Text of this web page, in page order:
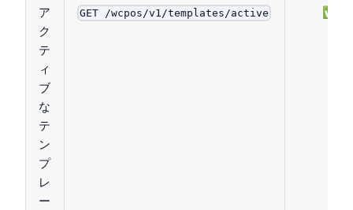
ア
ク
テ
ィ
ブ
な
テ
ン
プ
レ
ー
GET /wcpos/v1/templates/active ✅